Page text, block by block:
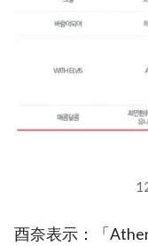
酉奈表示：「